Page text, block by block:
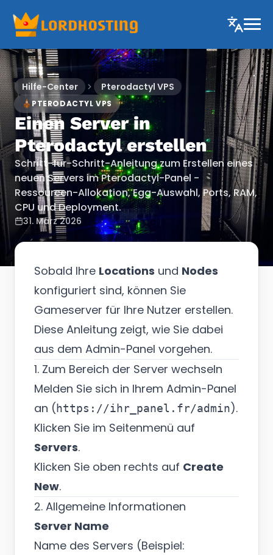
Hilfe-Center Pterodactyl VPS
PTERODACTYL VPS
Einen Server in
Pterodactyl erstellen
Schritt-für-Schritt-Anleitung zum Erstellen eines
neuen Servers im Pterodactyl-Panel -
Ressourcen-Allokation, Egg-Auswahl, Ports, RAM,
CPU und Deployment.
31. März 2026
Sobald Ihre Locations und Nodes
konfiguriert sind, können Sie
Gameserver für Ihre Nutzer erstellen.
Diese Anleitung zeigt, wie Sie dabei
aus dem Admin-Panel vorgehen.
1. Zum Bereich der Server wechseln
Melden Sie sich in Ihrem Admin-Panel
an (https://ihr_panel.fr/admin).
Klicken Sie im Seitenmenü auf
Servers.
Klicken Sie oben rechts auf Create
New.
2. Allgemeine Informationen
Server Name
Name des Servers (Beispiel: